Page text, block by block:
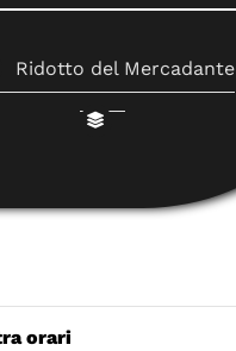
Ridotto del Mercadante
orari